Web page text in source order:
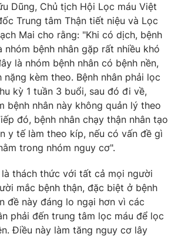
English
báo VTV
báo in và báo điện tử số 483/GP-BTTTT
Thủy
Dũng, Chủ tịch Hội Lọc máu Việt
Trung tâm Thận tiết niệu và Lọc
Mai cho rằng: "Khi có dịch, bệnh
nhóm bệnh nhân gặp rất nhiều khó
là nhóm bệnh nhân có bệnh nền,
kèm theo. Bệnh nhân phải lọc
kỳ 1 tuần 3 buổi, sau đó đi về,
bệnh nhân này không quản lý theo
đó, bệnh nhân chạy thận nhân tạo
y tế làm theo kíp, nếu có vấn đề gì
trong nhóm nguy cơ".
là thách thức với tất cả mọi người
mắc bệnh thận, đặc biệt ở bệnh
đề này đáng lo ngại hơn vì các
phải đến trung tâm lọc máu để lọc
Điều này làm tăng nguy cơ lây